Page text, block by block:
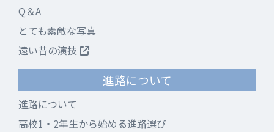
Q＆A
とても素敵な写真
遠い昔の演技
進路について
進路について
高校1・2年生から始める進路選び